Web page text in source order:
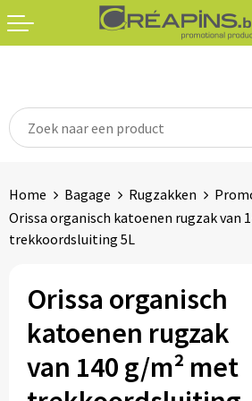
T-shirts
Sweaters en hoodies
Fleeces
Jassen
Hemden
Badtextiel & douche
Automerken
Eten & drinken
Waterflesjes
Schrijf & papierwaren
Home Bagage Rugzakken
Orissa organisch katoenen rugzak van
trekkoordsluiting 5L
Orissa organisch
katoenen rugzak
van 140 g/m² met